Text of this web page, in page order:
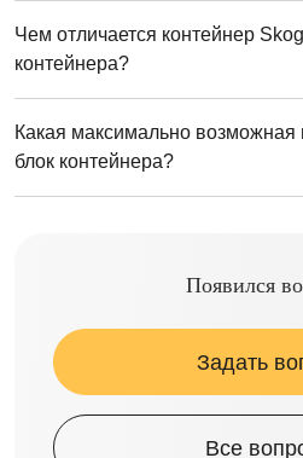
Чем отличается контейнер
контейнера?
Какая максимально возможная
блок контейнера?
Появился
Задать
Все